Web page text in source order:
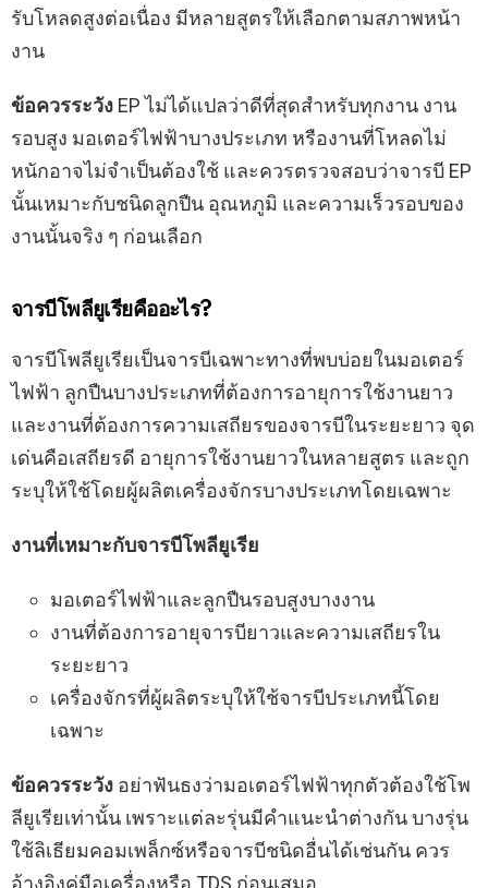
รับโหลดสูงต่อเนื่อง มีหลายสูตรให้เลือกตามสภาพหน้า
งาน
ข้อควรระวัง EP ไม่ได้แปลว่าดีที่สุดสำหรับทุกงาน งาน
รอบสูง มอเตอร์ไฟฟ้าบางประเภท หรืองานที่โหลดไม่
หนักอาจไม่จำเป็นต้องใช้ และควรตรวจสอบว่าจารบี EP
นั้นเหมาะกับชนิดลูกปืน อุณหภูมิ และความเร็วรอบของ
งานนั้นจริง ๆ ก่อนเลือก
จารบีโพลียูเรียคืออะไร?
จารบีโพลียูเรียเป็นจารบีเฉพาะทางที่พบบ่อยในมอเตอร์
ไฟฟ้า ลูกปืนบางประเภทที่ต้องการอายุการใช้งานยาว
และงานที่ต้องการความเสถียรของจารบีในระยะยาว จุด
เด่นคือเสถียรดี อายุการใช้งานยาวในหลายสูตร และถูก
ระบุให้ใช้โดยผู้ผลิตเครื่องจักรบางประเภทโดยเฉพาะ
งานที่เหมาะกับจารบีโพลียูเรีย
มอเตอร์ไฟฟ้าและลูกปืนรอบสูงบางงาน
งานที่ต้องการอายุจารบียาวและความเสถียรใน
ระยะยาว
เครื่องจักรที่ผู้ผลิตระบุให้ใช้จารบีประเภทนี้โดย
เฉพาะ
ข้อควรระวัง อย่าฟันธงว่ามอเตอร์ไฟฟ้าทุกตัวต้องใช้โพ
ลียูเรียเท่านั้น เพราะแต่ละรุ่นมีคำแนะนำต่างกัน บางรุ่น
ใช้ลิเธียมคอมเพล็กซ์หรือจารบีชนิดอื่นได้เช่นกัน ควร